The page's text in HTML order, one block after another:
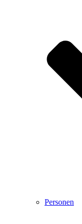
Personen